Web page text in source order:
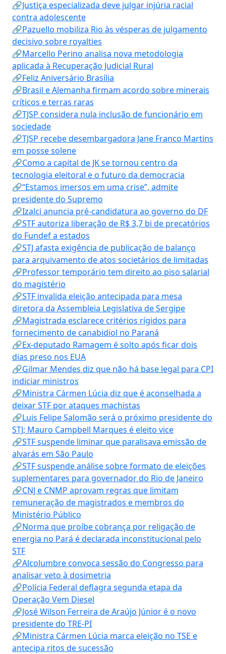
🔗Justiça especializada deve julgar injúria racial
contra adolescente
🔗Pazuello mobiliza Rio às vésperas de julgamento
decisivo sobre royalties
🔗Marcello Perino analisa nova metodologia
aplicada à Recuperação Judicial Rural
🔗Feliz Aniversário Brasília
🔗Brasil e Alemanha firmam acordo sobre minerais
críticos e terras raras
🔗TJSP considera nula inclusão de funcionário em
sociedade
🔗TJSP recebe desembargadora Jane Franco Martins
em posse solene
🔗Como a capital de JK se tornou centro da
tecnologia eleitoral e o futuro da democracia
🔗“Estamos imersos em uma crise”, admite
presidente do Supremo
🔗Izalci anuncia pré-candidatura ao governo do DF
🔗STF autoriza liberação de R$ 3,7 bi de precatórios
do Fundef a estados
🔗STJ afasta exigência de publicação de balanço
para arquivamento de atos societários de limitadas
🔗Professor temporário tem direito ao piso salarial
do magistério
🔗STF invalida eleição antecipada para mesa
diretora da Assembleia Legislativa de Sergipe
🔗Magistrada esclarece critérios rígidos para
fornecimento de canabidiol no Paraná
🔗Ex-deputado Ramagem é solto após ficar dois
dias preso nos EUA
🔗Gilmar Mendes diz que não há base legal para CPI
indiciar ministros
🔗Ministra Cármen Lúcia diz que é aconselhada a
deixar STF por ataques machistas
🔗Luis Felipe Salomão será o próximo presidente do
STJ; Mauro Campbell Marques é eleito vice
🔗STF suspende liminar que paralisava emissão de
alvarás em São Paulo
🔗STF suspende análise sobre formato de eleições
suplementares para governador do Rio de Janeiro
🔗CNJ e CNMP aprovam regras que limitam
remuneração de magistrados e membros do
Ministério Público
🔗Norma que proíbe cobrança por religação de
energia no Pará é declarada inconstitucional pelo
STF
🔗Alcolumbre convoca sessão do Congresso para
analisar veto à dosimetria
🔗Polícia Federal deflagra segunda etapa da
Operação Vem Diesel
🔗José Wilson Ferreira de Araújo Júnior é o novo
presidente do TRE-PI
🔗Ministra Cármen Lúcia marca eleição no TSE e
antecipa ritos de sucessão